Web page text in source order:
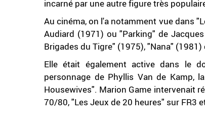
incarné par une autre figure très
Au cinéma, on l'a notamment vue dans
Audiard (1971) ou "Parking" de
Brigades du Tigre" (1975), "Nana"
Elle était également active dans le
personnage de Phyllis Van de Kamp,
Housewives". Marion Game intervenait
70/80, "Les Jeux de 20 heures" sur FR3